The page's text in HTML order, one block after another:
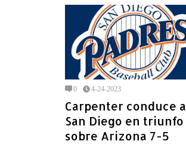
0 4-24-2023
Carpenter conduce a
San Diego en triunfo
sobre Arizona 7-5